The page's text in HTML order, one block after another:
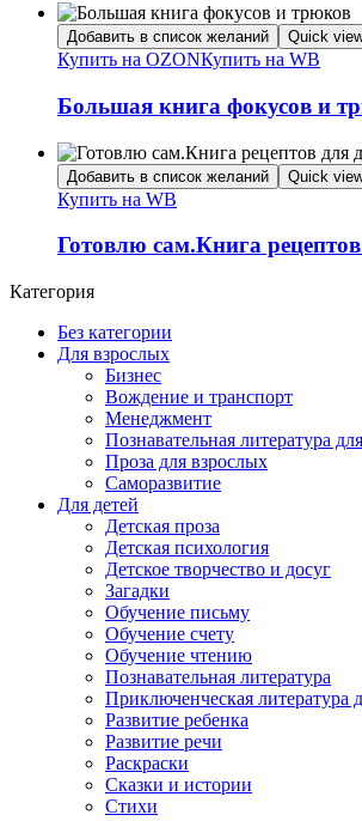
Добавить в список желаний Quick
Купить на OZONКупить на WB
Большая книга фокусов и
Добавить в список желаний Quick
Купить на WB
Готовлю сам.Книга рецептов
Категория
Без категории
Для взрослых
Бизнес
Вождение и транспорт
Менеджмент
Познавательная литература
Проза для взрослых
Саморазвитие
Для детей
Детская проза
Детская психология
Детское творчество и досуг
Загадки
Обучение письму
Обучение счету
Обучение чтению
Познавательная литература
Приключенческая литература
Развитие ребенка
Развитие речи
Раскраски
Сказки и истории
Стихи